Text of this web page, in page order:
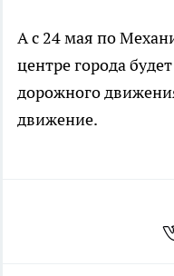
А с 24 мая по
центре города
дорожного
движение.